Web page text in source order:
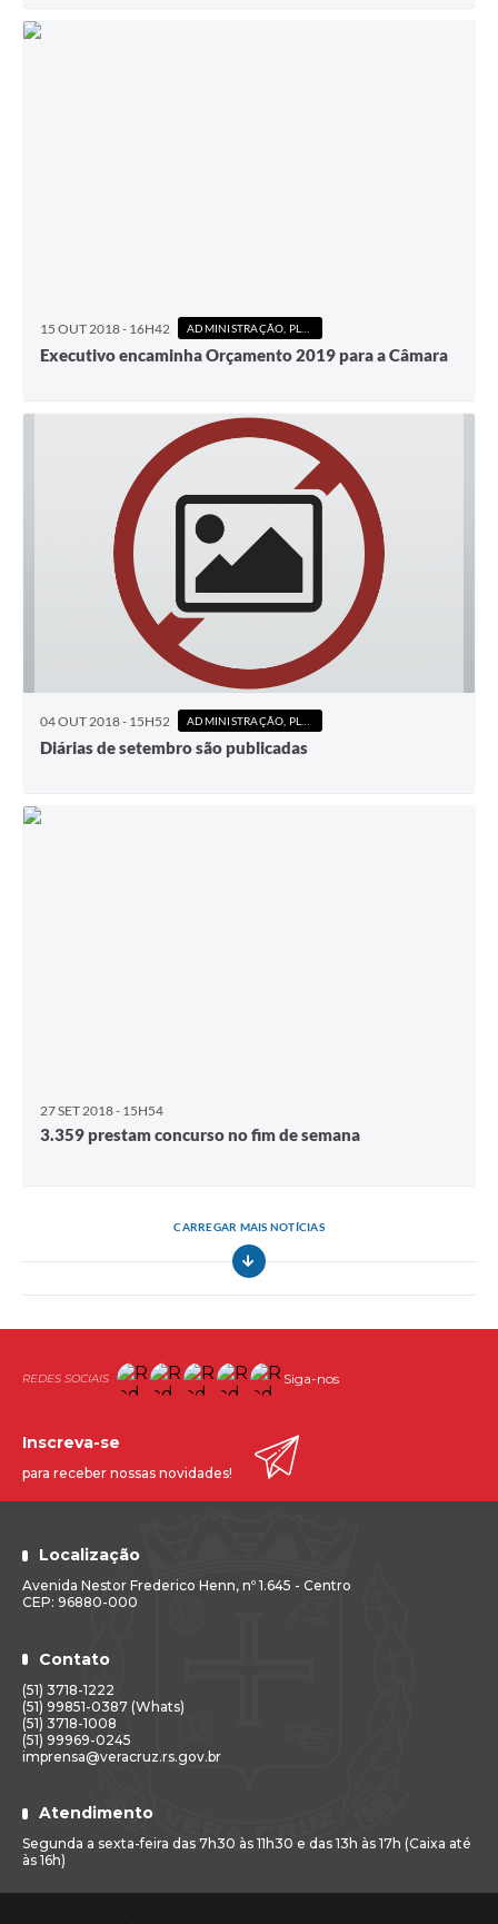
15 OUT 2018 - 16H42
Executivo encaminha Orçamento 2019 para a Câmara
04 OUT 2018 - 15H52
Diárias de setembro são publicadas
27 SET 2018 - 15H54
3.359 prestam concurso no fim de semana
CARREGAR MAIS NOTÍCIAS
Siga-nos
Localização
Avenida Nestor Frederico Henn, nº 1.645 - Centro
CEP: 96880-000
Contato
(51) 3718-1222
(51) 99851-0387 (Whats)
(51) 3718-1008
(51) 99969-0245
imprensa@veracruz.rs.gov.br
Atendimento
Segunda a sexta-feira das 7h30 às 11h30 e das 13h às 17h (Caixa até
às 16h)
Inscreva-se
para receber nossas novidades!